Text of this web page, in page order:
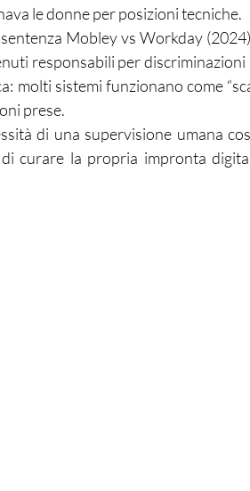
le donne per posizioni tecniche.
Mobley vs Workday
responsabili per discriminazioni
molti sistemi funzionano come
prese.
di una supervisione umana
curare la propria impronta